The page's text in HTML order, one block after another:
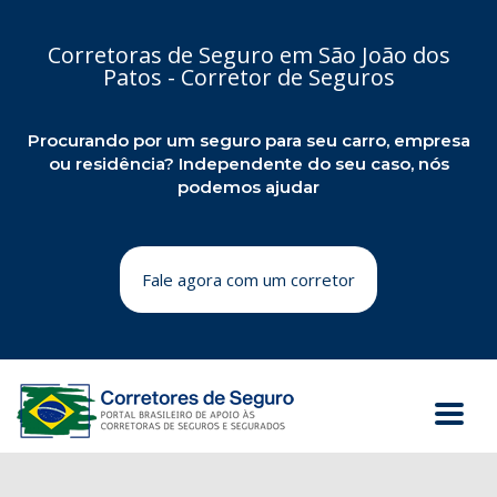
Corretoras de Seguro em São João dos
Patos - Corretor de Seguros
Procurando por um seguro para seu carro, empresa
ou residência? Independente do seu caso, nós
podemos ajudar
Fale agora com um corretor